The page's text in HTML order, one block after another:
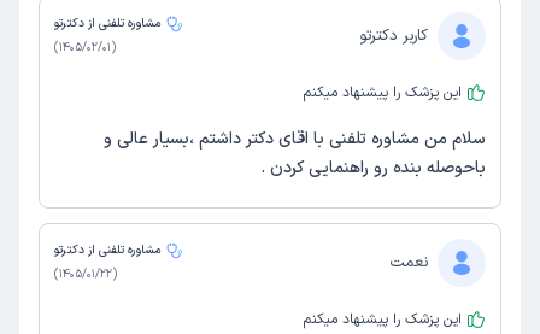
کاربر دکترتو
مشاوره تلفنی از دکترتو
(
1405/02/01
)
این پزشک را پیشنهاد میکنم
سلام من مشاوره تلفنی با اقای دکتر داشتم ،بسیار عالی و
باحوصله بنده رو راهنمایی کردن .
نعمت
مشاوره تلفنی از دکترتو
(
1405/01/22
)
این پزشک را پیشنهاد میکنم